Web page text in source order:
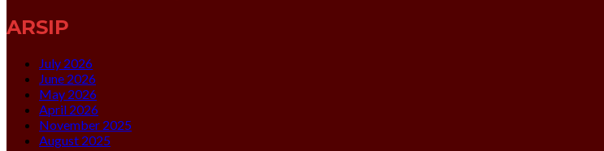
ARSIP
July 2026
June 2026
May 2026
April 2026
November 2025
August 2025